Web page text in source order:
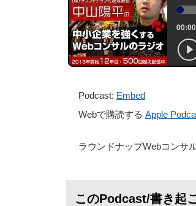
Podcast: Embed
Webで購読する Apple
ラウンドナップWebコンサ
このPodcast/書き起